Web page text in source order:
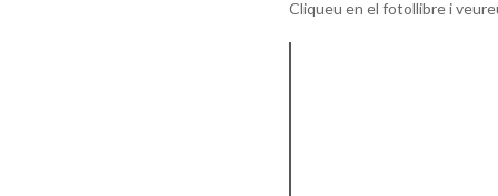
Cliqueu en el fotollibre i